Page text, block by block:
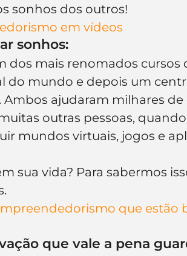
sonhos dos outros!
em vídeos
sonhos:
dos mais renomados cursos
do mundo e depois um
ajudaram milhares
outras pessoas,
mundos virtuais, jogos e
sua vida? Para sabermos
que estão
que vale a pena